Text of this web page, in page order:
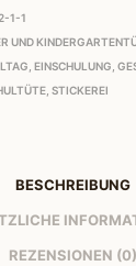
1-1
UND
EINSCHULUNG
STICKEREI
BESCHREIBUNG
REZENSIONEN (0)